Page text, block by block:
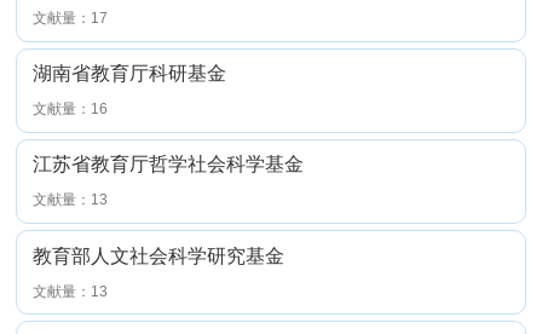
文献量：17
湖南省教育厅科研基金
文献量：16
江苏省教育厅哲学社会科学基金
文献量：13
教育部人文社会科学研究基金
文献量：13